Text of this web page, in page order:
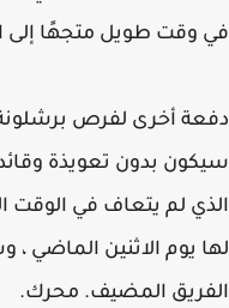
وقت طويل متجهًا إلى
أخرى لفرص برشلونة
بدون تعويذة وقائد
لم يتعاف في الوقت
يوم الاثنين الماضي
المضيف. محرك.